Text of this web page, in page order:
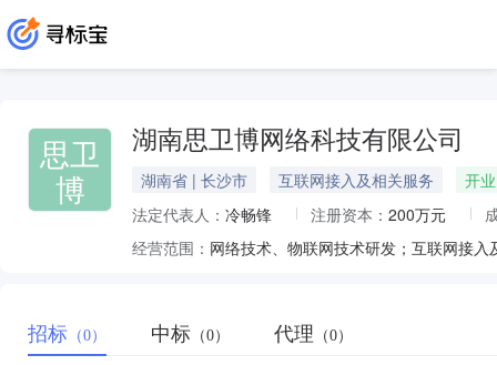
思卫
博
湖南思卫博网络科技有限公司
湖南省 | 长沙市 互联网接入及相关服务
开业
法定代表人： 冷畅锋 注册资本： 200万元
经营范围：
招标 （0） 中标 （0） 代理 （0）